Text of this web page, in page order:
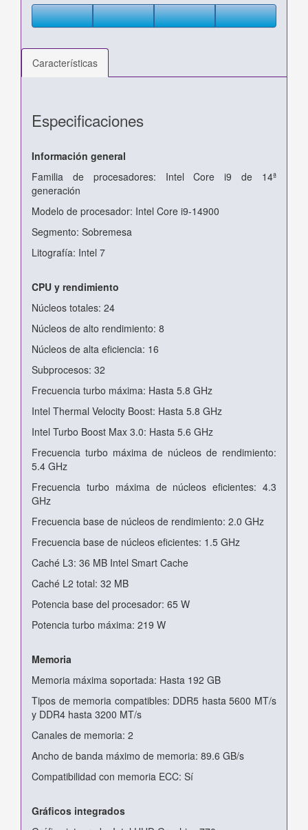
Características
Especificaciones
Información general
Familia de procesadores: Intel Core i9 de 14ª
generación
Modelo de procesador: Intel Core i9-14900
Segmento: Sobremesa
Litografía: Intel 7
CPU y rendimiento
Núcleos totales: 24
Núcleos de alto rendimiento: 8
Núcleos de alta eficiencia: 16
Subprocesos: 32
Frecuencia turbo máxima: Hasta 5.8 GHz
Intel Thermal Velocity Boost: Hasta 5.8 GHz
Intel Turbo Boost Max 3.0: Hasta 5.6 GHz
Frecuencia turbo máxima de núcleos de rendimiento:
5.4 GHz
Frecuencia turbo máxima de núcleos eficientes: 4.3
GHz
Frecuencia base de núcleos de rendimiento: 2.0 GHz
Frecuencia base de núcleos eficientes: 1.5 GHz
Caché L3: 36 MB Intel Smart Cache
Caché L2 total: 32 MB
Potencia base del procesador: 65 W
Potencia turbo máxima: 219 W
Memoria
Memoria máxima soportada: Hasta 192 GB
Tipos de memoria compatibles: DDR5 hasta 5600 MT/s
y DDR4 hasta 3200 MT/s
Canales de memoria: 2
Ancho de banda máximo de memoria: 89.6 GB/s
Compatibilidad con memoria ECC: Sí
Gráficos integrados